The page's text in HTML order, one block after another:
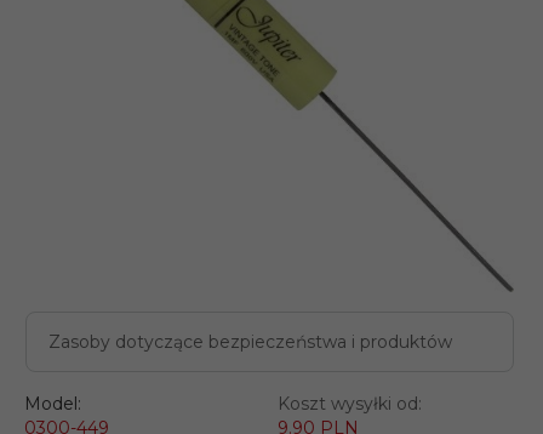
Zasoby dotyczące bezpieczeństwa i produktów
Model:
0300-449
Koszt wysyłki od:
9.90 PLN